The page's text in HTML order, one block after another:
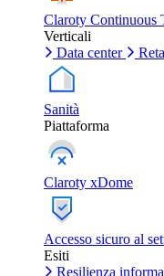
Claroty Continuous
Verticali
Data center
Sanità
Piattaforma
Claroty xDome
Accesso sicuro al
Esiti
Resilienza